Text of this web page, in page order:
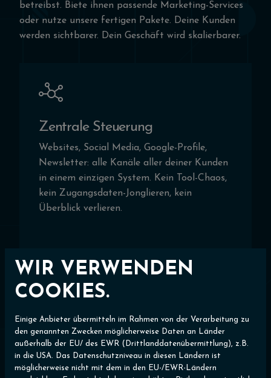
betreibst. Biete ihnen passende Marketing-Services
oder nutze unsere fertigen Pakete. Deine Kunden
werden sichtbarer. Dein Geschäft wird skalierbarer.
Zentrale Steuerung
Websites, Social Media, Google-Profile,
Newsletter: alle Kanäle aller deiner Kunden
in einem einzigen System. Kein Tool-Chaos,
kein Zugangsdaten-Jonglieren, kein
Überblick verlieren.
Direkte Veröffentlichung
Veröffentliche Inhalte mit wenigen Klicks
direkt auf den Kanälen deiner Kunden, oder
sende sie zur Freigabe. Du behältst die
Kontrolle, dein Kunde behält die Hoheit.
WIR VERWENDEN
COOKIES.
Einige Anbieter übermitteln im Rahmen von der Verarbeitung zu
den genannten Zwecken möglicherweise Daten an Länder
außerhalb der EU/ des EWR (Drittlanddatenübermittlung), z.B.
in die USA. Das Datenschutzniveau in diesen Ländern ist
möglicherweise nicht mit dem in den EU-/EWR-Ländern